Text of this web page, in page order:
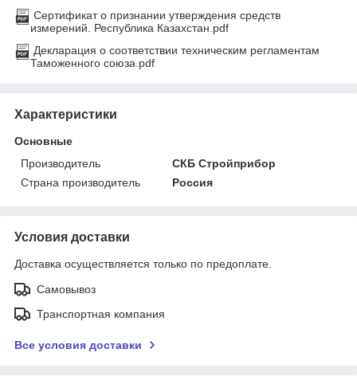
Сертификат о признании утверждения средств
измерений. Республика Казахстан.pdf
Декларация о соответствии техническим регламентам
Таможенного союза.pdf
Характеристики
Основные
Производитель
СКБ Стройприбор
Страна производитель
Россия
Условия доставки
Доставка осуществляется только по предоплате.
Самовывоз
Транспортная компания
Все условия доставки